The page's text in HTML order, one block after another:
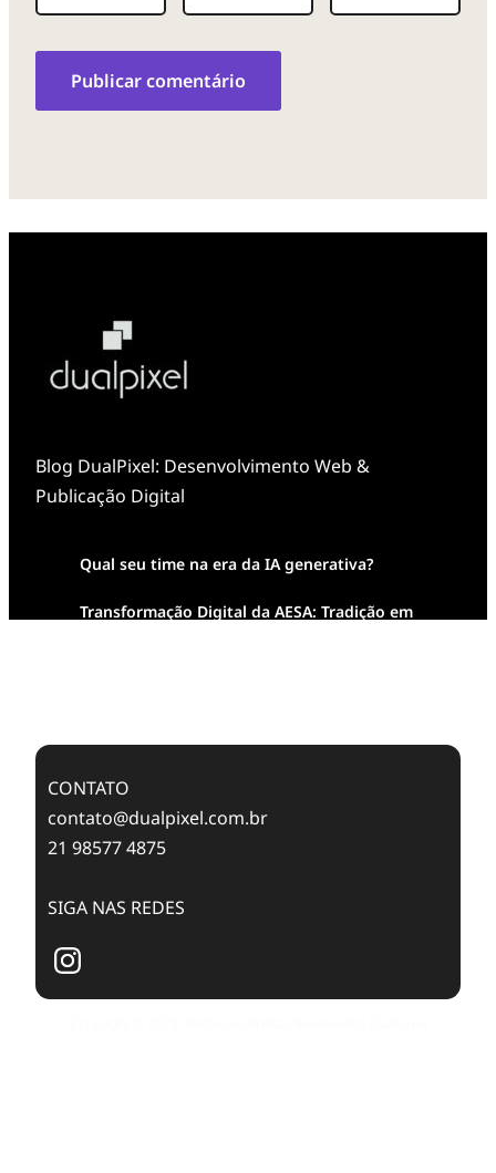
Blog DualPixel: Desenvolvimento Web &
Publicação Digital
Qual seu time na era da IA generativa?
Transformação Digital da AESA: Tradição em
CONTATO
contato@dualpixel.com.br
21 98577 4875
SIGA NAS REDES